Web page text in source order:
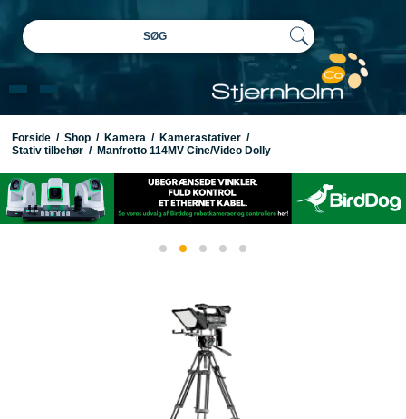
SØG
Forside / Shop / Kamera / Kamerastativer /
Stativ tilbehør / Manfrotto 114MV Cine/Video Dolly